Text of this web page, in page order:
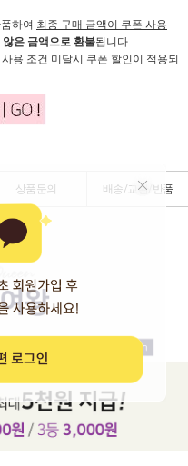
하여 최종 구매 금액이 쿠폰 사용
은 금액으로 환불됩니다.
사용 조건 미달시 쿠폰 할인이 적용되
상품문의 배송/교환/반품